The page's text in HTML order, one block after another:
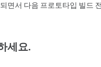
서 다음 프로토타입 빌드
세요.